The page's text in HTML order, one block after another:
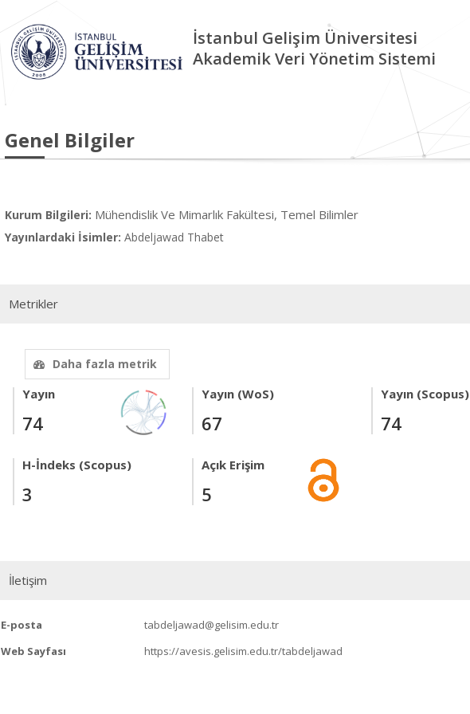
İstanbul Gelişim Üniversitesi
Akademik Veri Yönetim Sistemi
Genel Bilgiler
Kurum Bilgileri: Mühendislik Ve Mimarlık Fakültesi, Temel Bilimler
Yayınlardaki İsimler: Abdeljawad Thabet
Metrikler
Daha fazla metrik
Yayın
74
Yayın (WoS)
67
Yayın (Scopus)
74
H-İndeks (Scopus)
3
Açık Erişim
5
İletişim
E-posta
tabdeljawad@gelisim.edu.tr
Web Sayfası
https://avesis.gelisim.edu.tr/tabdeljawad